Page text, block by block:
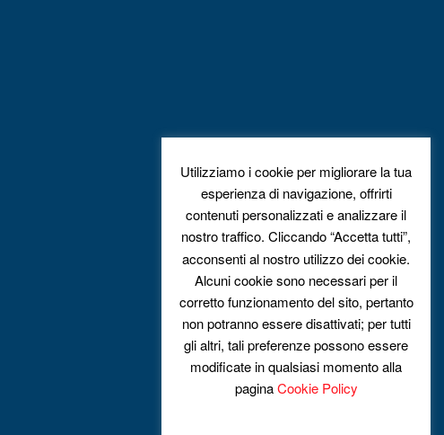
Utilizziamo i cookie per migliorare la tua
esperienza di navigazione, offrirti
contenuti personalizzati e analizzare il
nostro traffico. Cliccando “Accetta tutti”,
acconsenti al nostro utilizzo dei cookie.
Alcuni cookie sono necessari per il
corretto funzionamento del sito, pertanto
non potranno essere disattivati; per tutti
gli altri, tali preferenze possono essere
modificate in qualsiasi momento alla
paginaCookie Policy